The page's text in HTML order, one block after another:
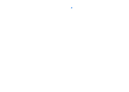
Počnite već danas